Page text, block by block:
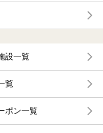
設一覧
覧
ポン一覧